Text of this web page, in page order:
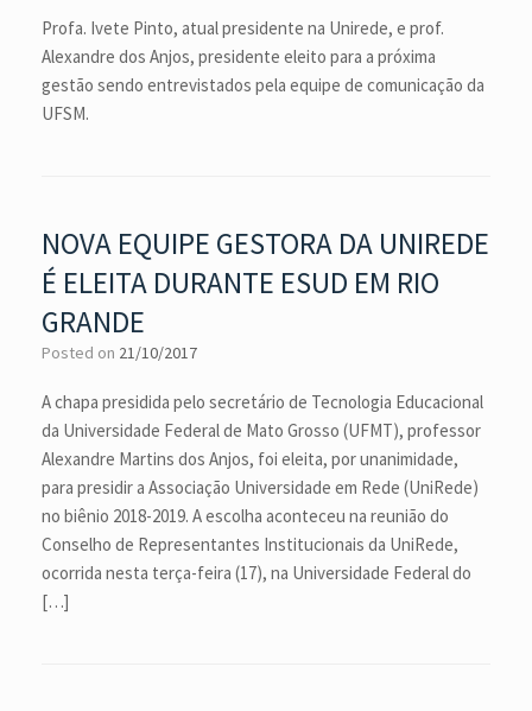
Profa. Ivete Pinto, atual presidente na Unirede, e prof.
Alexandre dos Anjos, presidente eleito para a próxima
gestão sendo entrevistados pela equipe de comunicação da
UFSM.
NOVA EQUIPE GESTORA DA UNIREDE
É ELEITA DURANTE ESUD EM RIO
GRANDE
Posted on 21/10/2017
A chapa presidida pelo secretário de Tecnologia Educacional
da Universidade Federal de Mato Grosso (UFMT), professor
Alexandre Martins dos Anjos, foi eleita, por unanimidade,
para presidir a Associação Universidade em Rede (UniRede)
no biênio 2018-2019. A escolha aconteceu na reunião do
Conselho de Representantes Institucionais da UniRede,
ocorrida nesta terça-feira (17), na Universidade Federal do
[…]